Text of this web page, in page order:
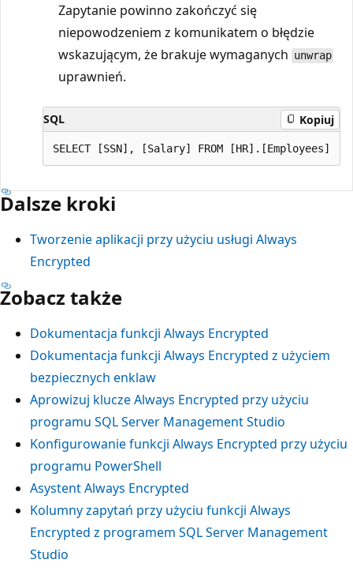
Zapytanie powinno zakończyć się
niepowodzeniem z komunikatem o błędzie
wskazującym, że brakuje wymaganych unwrap
uprawnień.
SQL Kopiuj
Dalsze kroki
Tworzenie aplikacji przy użyciu usługi Always
Encrypted
Zobacz także
Dokumentacja funkcji Always Encrypted
Dokumentacja funkcji Always Encrypted z użyciem
bezpiecznych enklaw
Aprowizuj klucze Always Encrypted przy użyciu
programu SQL Server Management Studio
Konfigurowanie funkcji Always Encrypted przy użyciu
programu PowerShell
Asystent Always Encrypted
Kolumny zapytań przy użyciu funkcji Always
Encrypted z programem SQL Server Management
Studio